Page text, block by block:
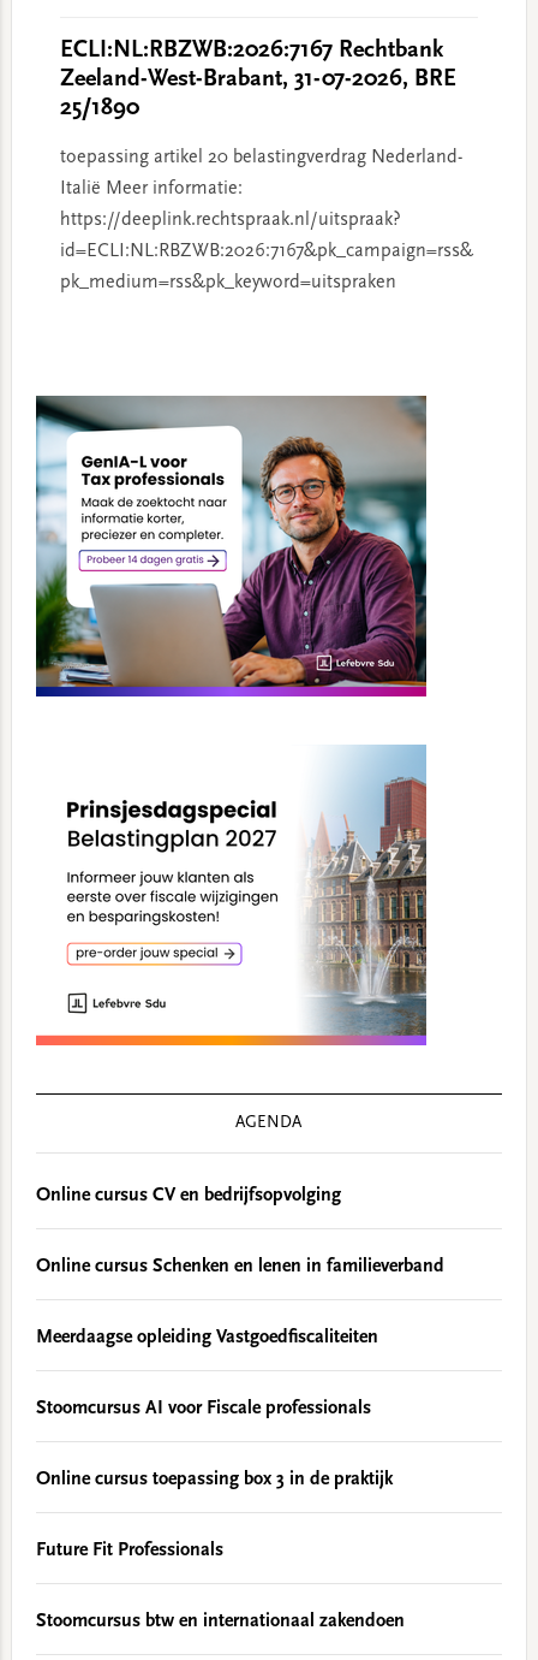
ECLI:NL:RBZWB:2026:7167 Rechtbank
Zeeland-West-Brabant, 31-07-2026, BRE
25/1890
toepassing artikel 20 belastingverdrag Nederland-
Italië Meer informatie:
https://deeplink.rechtspraak.nl/uitspraak?
id=ECLI:NL:RBZWB:2026:7167&pk_campaign=rss&
pk_medium=rss&pk_keyword=uitspraken
Sidebar
AGENDA
Online cursus CV en bedrijfsopvolging
Online cursus Schenken en lenen in familieverband
Meerdaagse opleiding Vastgoedfiscaliteiten
Stoomcursus AI voor Fiscale professionals
Online cursus toepassing box 3 in de praktijk
Future Fit Professionals
Stoomcursus btw en internationaal zakendoen